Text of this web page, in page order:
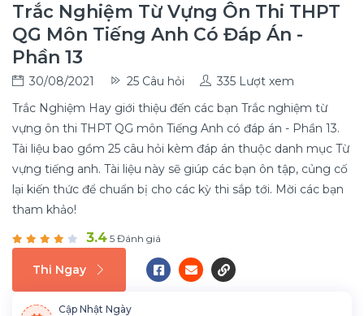
Trắc Nghiệm Từ Vựng Ôn Thi THPT
QG Môn Tiếng Anh Có Đáp Án -
Phần 13
30/08/2021 25 Câu hỏi
335 Lượt xem
Trắc Nghiệm Hay giới thiệu đến các bạn Trắc nghiệm từ
vựng ôn thi THPT QG môn Tiếng Anh có đáp án - Phần 13.
Tài liệu bao gồm 25 câu hỏi kèm đáp án thuộc danh mục Từ
vựng tiếng anh. Tài liệu này sẽ giúp các bạn ôn tập, củng cố
lại kiến thức để chuẩn bị cho các kỳ thi sắp tới. Mời các bạn
tham khảo!
3.4 5 Đánh giá
Thi Ngay
Cập Nhật Ngày